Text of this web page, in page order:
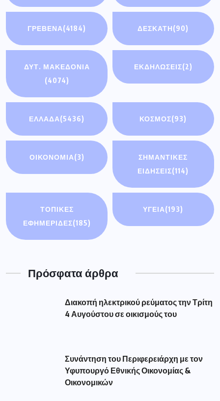
ΓΡΕΒΕΝΑ(4184) ΔΕΣΚΑΤΗ(90)
ΔΥΤ. ΜΑΚΕΔΟΝΙΑ
(4074)
ΕΚΔΗΛΩΣΕΙΣ(2)
ΕΛΛΑΔΑ(5436) ΚΟΣΜΟΣ(93)
ΟΙΚΟΝΟΜΊΑ(3)
ΣΗΜΑΝΤΙΚΈΣ
ΕΙΔΉΣΕΙΣ(114)
ΤΟΠΙΚΕΣ
ΕΦΗΜΕΡΙΔΕΣ(185)
ΥΓΕΙΑ(193)
Πρόσφατα άρθρα
Διακοπή ηλεκτρικού ρεύματος την Τρίτη
4 Αυγούστου σε οικισμούς του
Συνάντηση του Περιφερειάρχη με τον
Υφυπουργό Εθνικής Οικονομίας &
Οικονομικών